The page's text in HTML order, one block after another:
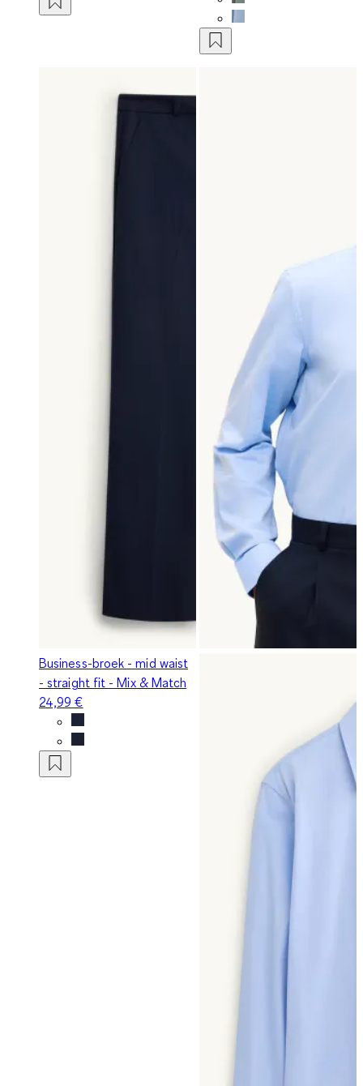
Business-broek - mid waist
- straight fit - Mix & Match
24,99 €